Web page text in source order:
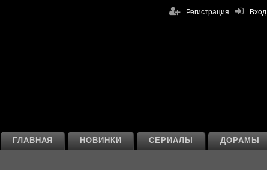
Вход
Регистрация
ДОРАМЫ
СЕРИАЛЫ
НОВИНКИ
ГЛАВНАЯ